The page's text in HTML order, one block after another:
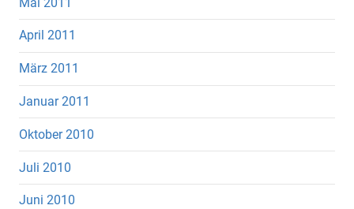
April 2011
März 2011
Januar 2011
Oktober 2010
Juli 2010
Juni 2010